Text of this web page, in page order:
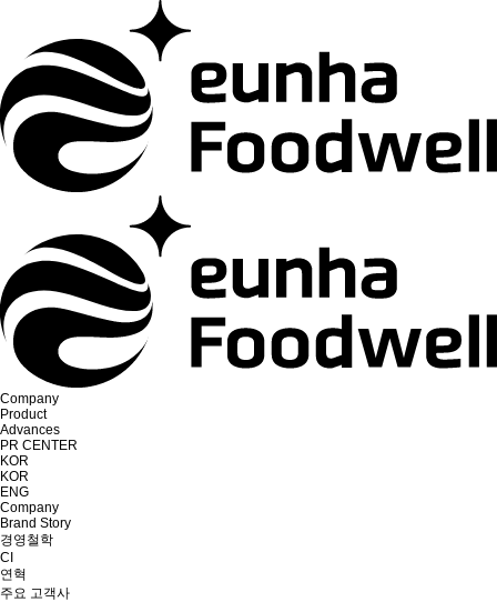
Company
Product
Advances
PR CENTER
KOR
KOR
ENG
Company
Brand Story
경영철학
CI
연혁
주요 고객사